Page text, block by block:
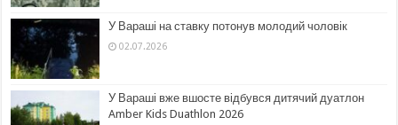
У Вараші на ставку потонув молодий чоловік
02.07.2026
У Вараші вже вшосте відбувся дитячий дуатлон
Amber Kids Duathlon 2026